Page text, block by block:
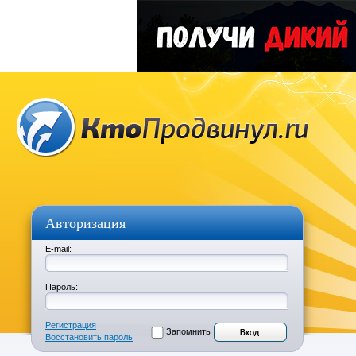
Авторизация
E-mail:
Пароль:
Регистрация
Восстановить пароль
Запомнить